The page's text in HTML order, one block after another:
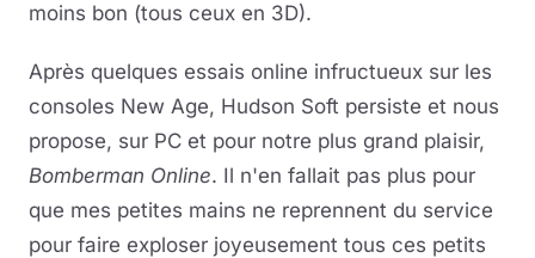
Forum
moins bon (tous ceux en 3D).
Après quelques essais online infructueux sur les
consoles New Age, Hudson Soft persiste et nous
propose, sur PC et pour notre plus grand plaisir,
Bomberman Online. Il n'en fallait pas plus pour
que mes petites mains ne reprennent du service
pour faire exploser joyeusement tous ces petits